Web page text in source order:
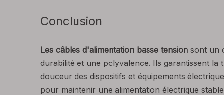
Conclusion
Les câbles d'alimentation basse tension sont un
durabilité et une polyvalence. Ils garantissent
douceur des dispositifs et équipements
pour maintenir une alimentation électrique